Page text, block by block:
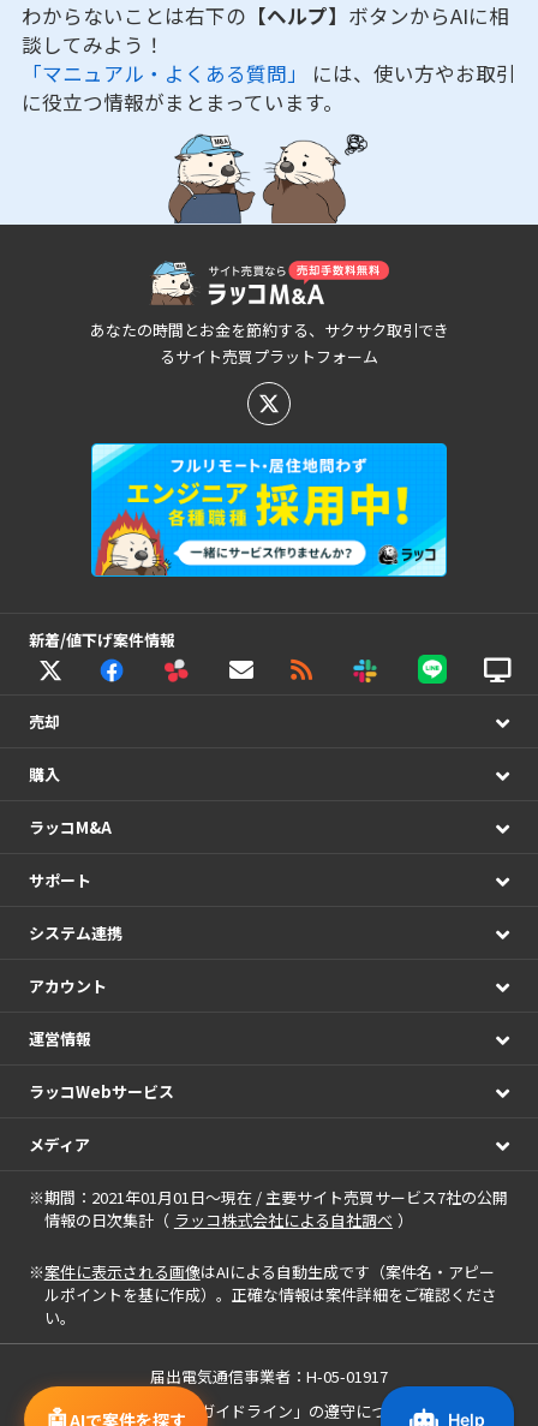
AIで案件を探す
わからないことは右下の 【ヘルプ】 ボタンからAIに相
談してみよう！
「マニュアル・よくある質問」 には、使い方やお取引
に役立つ情報がまとまっています。
あなたの時間とお金を節約する、サクサク取引でき
るサイト売買プラットフォーム
新着/値下げ案件情報
売却
購入
ラッコM&A
サポート
システム連携
アカウント
運営情報
ラッコWebサービス
メディア
※期間：2021年01月01日～現在 / 主要サイト売買サービス7社の公開
情報の日次集計（ ラッコ株式会社による自社調べ ）
※案件に表示される画像はAIによる自動生成です（案件名・アピー
ルポイントを基に作成）。正確な情報は案件詳細をご確認くださ
い。
届出電気通信事業者：H-05-01917
「中小M&Aガイドライン」の遵守について